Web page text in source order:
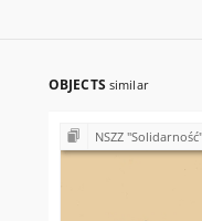
OBJECTS similar
NSZZ "Solidarność" Region Świętokrzyski - teleksy